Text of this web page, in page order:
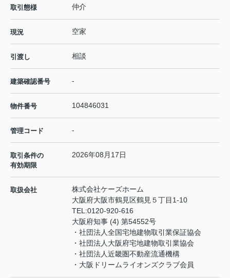
取引態様 仲介
現況 空家
引渡し 相談
建築確認番号 -
物件番号 104846031
管理コード -
取引条件の
有効期限
2026年08月17日
取扱会社
株式会社ケーズホーム
大阪府大阪市鶴見区鶴見５丁目1-10
TEL:0120-920-616
大阪府知事 (4) 第54552号
・社団法人全国宅地建物取引業保証協会
・社団法人大阪府宅地建物取引業協会
・社団法人近畿圏不動産流通機構
・大阪ドリームライオンズクラブ会員